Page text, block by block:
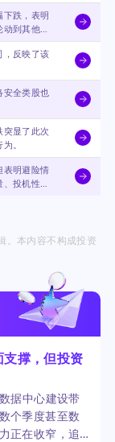
下跌，表明
到其他地
，反映了该
安全类股也
突显了此次
。
表明避险情
投机性领
。本内容不构成投资
撑，但投资
据中心建设带
个季度甚至数
正在收窄，追